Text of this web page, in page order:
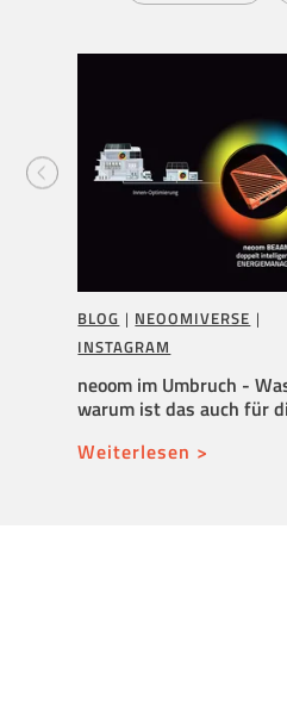
BLOG | NEOOMIVERSE |
INSTAGRAM
neoom im Umbruch -
warum ist das auch für
Weiterlesen >